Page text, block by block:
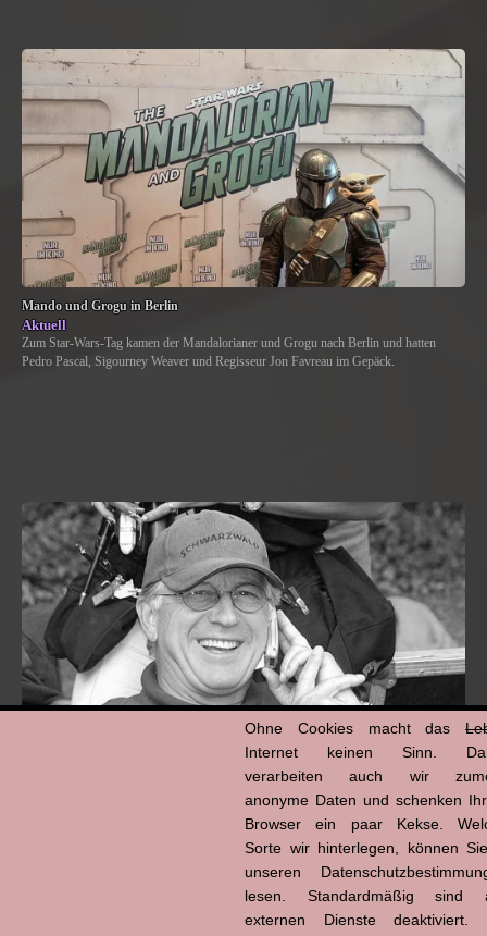
Mando und Grogu in Berlin
Aktuell
Zum Star-Wars-Tag kamen der Mandalorianer und Grogu nach Berlin und hatten
Pedro Pascal, Sigourney Weaver und Regisseur Jon Favreau im Gepäck.
Ohne Cookies macht das
Internet keinen Sinn.
verarbeiten auch wir
anonyme Daten und schenken
Browser ein paar Kekse.
Sorte wir hinterlegen, können
unseren
lesen. Standardmäßig sind
externen Dienste deaktiviert.